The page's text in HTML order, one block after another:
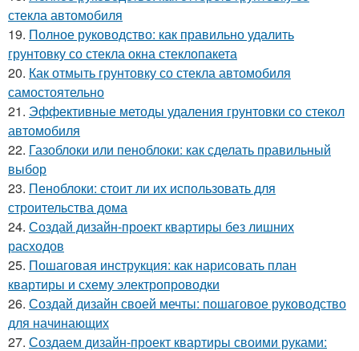
стекла автомобиля
19. Полное руководство: как правильно удалить
грунтовку со стекла окна стеклопакета
20. Как отмыть грунтовку со стекла автомобиля
самостоятельно
21. Эффективные методы удаления грунтовки со стекол
автомобиля
22. Газоблоки или пеноблоки: как сделать правильный
выбор
23. Пеноблоки: стоит ли их использовать для
строительства дома
24. Создай дизайн-проект квартиры без лишних
расходов
25. Пошаговая инструкция: как нарисовать план
квартиры и схему электропроводки
26. Создай дизайн своей мечты: пошаговое руководство
для начинающих
27. Создаем дизайн-проект квартиры своими руками: